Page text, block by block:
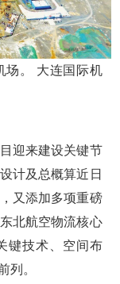
。 大连国际机
迎来建设关键节
计及总概算近日
又添加多项重磅
北航空物流核心
键技术、空间布
列。